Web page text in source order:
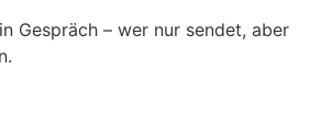
Gespräch – wer nur sendet, aber